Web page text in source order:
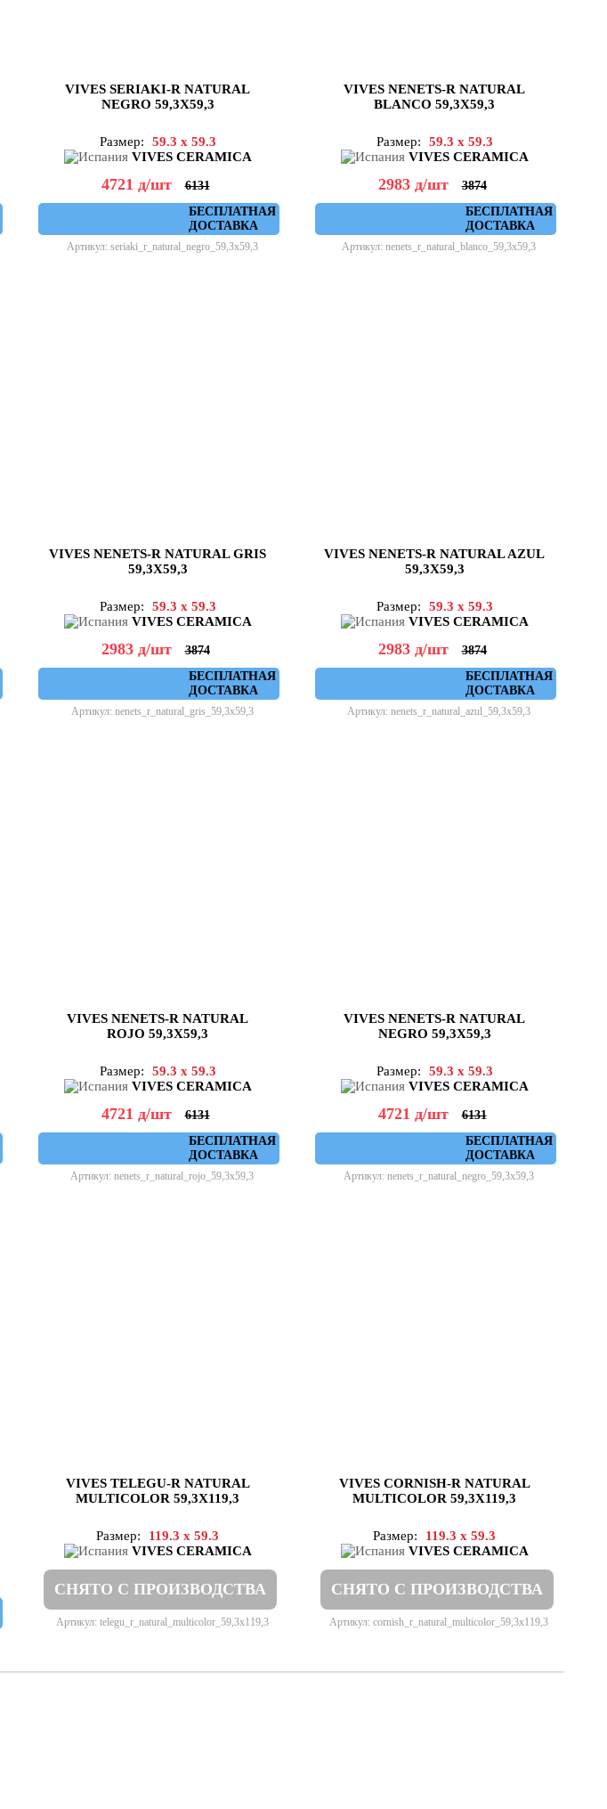
VIVES SERIAKI-R NATURAL
NEGRO 59,3X59,3
Размер:
59.3 x 59.3
VIVES CERAMICA
4721 д/шт
6131
БЕСПЛАТНАЯ
ДОСТАВКА
Артикул: seriaki_r_natural_negro_59,3x59,3
VIVES NENETS-R NATURAL
BLANCO 59,3X59,3
Размер:
59.3 x 59.3
VIVES CERAMICA
2983 д/шт
3874
БЕСПЛАТНАЯ
ДОСТАВКА
Артикул: nenets_r_natural_blanco_59,3x59,3
VIVES NENETS-R NATURAL GRIS
59,3X59,3
Размер:
59.3 x 59.3
VIVES CERAMICA
2983 д/шт
3874
БЕСПЛАТНАЯ
ДОСТАВКА
Артикул: nenets_r_natural_gris_59,3x59,3
VIVES NENETS-R NATURAL AZUL
59,3X59,3
Размер:
59.3 x 59.3
VIVES CERAMICA
2983 д/шт
3874
БЕСПЛАТНАЯ
ДОСТАВКА
Артикул: nenets_r_natural_azul_59,3x59,3
VIVES NENETS-R NATURAL
ROJO 59,3X59,3
Размер:
59.3 x 59.3
VIVES CERAMICA
4721 д/шт
6131
БЕСПЛАТНАЯ
ДОСТАВКА
Артикул: nenets_r_natural_rojo_59,3x59,3
VIVES NENETS-R NATURAL
NEGRO 59,3X59,3
Размер:
59.3 x 59.3
VIVES CERAMICA
4721 д/шт
6131
БЕСПЛАТНАЯ
ДОСТАВКА
Артикул: nenets_r_natural_negro_59,3x59,3
VIVES TELEGU-R NATURAL
MULTICOLOR 59,3X119,3
Размер:
119.3 x 59.3
VIVES CERAMICA
СНЯТО С ПРОИЗВОДСТВА
Артикул: telegu_r_natural_multicolor_59,3x119,3
VIVES CORNISH-R NATURAL
MULTICOLOR 59,3X119,3
Размер:
119.3 x 59.3
VIVES CERAMICA
СНЯТО С ПРОИЗВОДСТВА
Артикул: cornish_r_natural_multicolor_59,3x119,3